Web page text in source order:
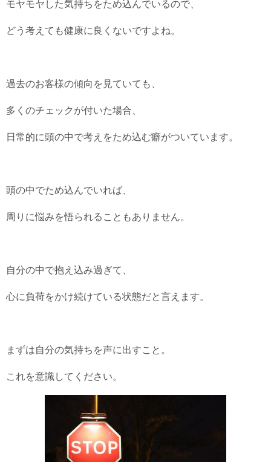
モヤモヤした気持ちをため込んでいるので、
どう考えても健康に良くないですよね。
過去のお客様の傾向を見ていても、
多くのチェックが付いた場合、
日常的に頭の中で考えをため込む癖がついています。
頭の中でため込んでいれば、
周りに悩みを悟られることもありません。
自分の中で抱え込み過ぎて、
心に負荷をかけ続けている状態だと言えます。
まずは自分の気持ちを声に出すこと。
これを意識してください。